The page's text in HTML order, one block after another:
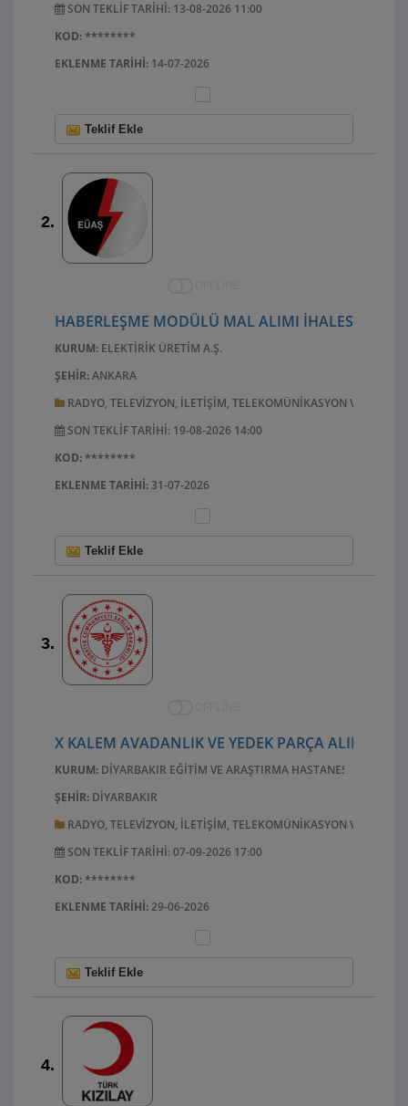
SON TEKLIF TARIHI: 13-08-2026 11:00
KOD:********
EKLENME TARIHI: 14-07-2026
Teklif Ekle
2.
HABERLEŞME MODÜLÜ MAL ALIMI IHALESI
KURUM: ELEKTIRIK ÜRETIM A.Ş.
ŞEHIR:ANKARA
RADYO, TELEVIZYON, ILETIŞIM, TELEKOMÜNIKASYON VE ILGILI
SON TEKLIF TARIHI: 19-08-2026 14:00
KOD:********
EKLENME TARIHI: 31-07-2026
Teklif Ekle
3.
X KALEM AVADANLIK VE YEDEK PARÇA ALIMI
KURUM: DIYARBAKIR EĞITIM VE ARAŞTIRMA HASTANESI
ŞEHIR: DIYARBAKIR
RADYO, TELEVIZYON, ILETIŞIM, TELEKOMÜNIKASYON VE ILGILI
SON TEKLIF TARIHI: 07-09-2026 17:00
KOD:********
EKLENME TARIHI:29-06-2026
Teklif Ekle
4.